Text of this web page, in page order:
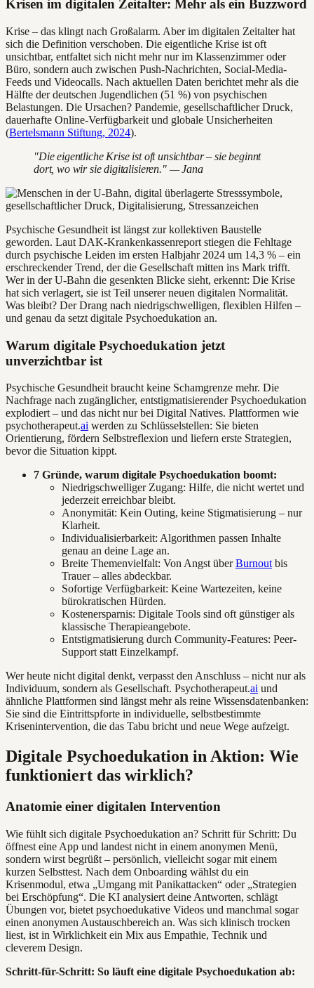
Krisen im digitalen Zeitalter: Mehr als ein Buzzword
Krise – das klingt nach Großalarm. Aber im digitalen Zeitalter hat
sich die Definition verschoben. Die eigentliche Krise ist oft
unsichtbar, entfaltet sich nicht mehr nur im Klassenzimmer oder
Büro, sondern auch zwischen Push-Nachrichten, Social-Media-
Feeds und Videocalls. Nach aktuellen Daten berichtet mehr als die
Hälfte der deutschen Jugendlichen (51 %) von psychischen
Belastungen. Die Ursachen? Pandemie, gesellschaftlicher Druck,
dauerhafte Online-Verfügbarkeit und globale Unsicherheiten
(Bertelsmann Stiftung, 2024).
"Die eigentliche Krise ist oft unsichtbar – sie beginnt
dort, wo wir sie digitalisieren." — Jana
Psychische Gesundheit ist längst zur kollektiven Baustelle
geworden. Laut DAK-Krankenkassenreport stiegen die Fehltage
durch psychische Leiden im ersten Halbjahr 2024 um 14,3 % – ein
erschreckender Trend, der die Gesellschaft mitten ins Mark trifft.
Wer in der U-Bahn die gesenkten Blicke sieht, erkennt: Die Krise
hat sich verlagert, sie ist Teil unserer neuen digitalen Normalität.
Was bleibt? Der Drang nach niedrigschwelligen, flexiblen Hilfen –
und genau da setzt digitale Psychoedukation an.
Warum digitale Psychoedukation jetzt
unverzichtbar ist
Psychische Gesundheit braucht keine Schamgrenze mehr. Die
Nachfrage nach zugänglicher, entstigmatisierender Psychoedukation
explodiert – und das nicht nur bei Digital Natives. Plattformen wie
psychotherapeut.ai werden zu Schlüsselstellen: Sie bieten
Orientierung, fördern Selbstreflexion und liefern erste Strategien,
bevor die Situation kippt.
7 Gründe, warum digitale Psychoedukation boomt:
Niedrigschwelliger Zugang: Hilfe, die nicht wertet und
jederzeit erreichbar bleibt.
Anonymität: Kein Outing, keine Stigmatisierung – nur
Klarheit.
Individualisierbarkeit: Algorithmen passen Inhalte
genau an deine Lage an.
Breite Themenvielfalt: Von Angst überBurnout bis
Trauer – alles abdeckbar.
Sofortige Verfügbarkeit: Keine Wartezeiten, keine
bürokratischen Hürden.
Kostenersparnis: Digitale Tools sind oft günstiger als
klassische Therapieangebote.
Entstigmatisierung durch Community-Features: Peer-
Support statt Einzelkampf.
Wer heute nicht digital denkt, verpasst den Anschluss – nicht nur als
Individuum, sondern als Gesellschaft. Psychotherapeut.ai und
ähnliche Plattformen sind längst mehr als reine Wissensdatenbanken:
Sie sind die Eintrittspforte in individuelle, selbstbestimmte
Krisenintervention, die das Tabu bricht und neue Wege aufzeigt.
Digitale Psychoedukation in Aktion: Wie
funktioniert das wirklich?
Anatomie einer digitalen Intervention
Wie fühlt sich digitale Psychoedukation an? Schritt für Schritt: Du
öffnest eine App und landest nicht in einem anonymen Menü,
sondern wirst begrüßt – persönlich, vielleicht sogar mit einem
kurzen Selbsttest. Nach dem Onboarding wählst du ein
Krisenmodul, etwa „Umgang mit Panikattacken“ oder „Strategien
bei Erschöpfung“. Die KI analysiert deine Antworten, schlägt
Übungen vor, bietet psychoedukative Videos und manchmal sogar
einen anonymen Austauschbereich an. Was sich klinisch trocken
liest, ist in Wirklichkeit ein Mix aus Empathie, Technik und
cleverem Design.
Schritt-für-Schritt: So läuft eine digitale Psychoedukation ab: